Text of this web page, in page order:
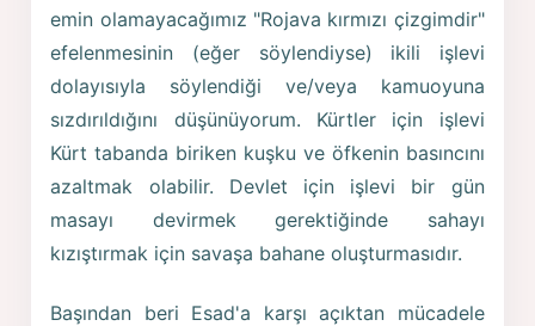
emin olamayacağımız "Rojava kırmızı çizgimdir"
efelenmesinin (eğer söylendiyse) ikili işlevi
dolayısıyla söylendiği ve/veya kamuoyuna
sızdırıldığını düşünüyorum. Kürtler için işlevi
Kürt tabanda biriken kuşku ve öfkenin basıncını
azaltmak olabilir. Devlet için işlevi bir gün
masayı devirmek gerektiğinde sahayı
kızıştırmak için savaşa bahane oluşturmasıdır.
Başından beri Esad'a karşı açıktan mücadele